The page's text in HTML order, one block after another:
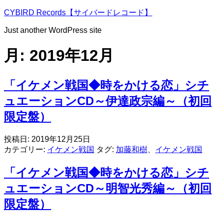
コ
テ
ツ
へ
キ
プ
CYBIRD Records【サイバードレコード】
Just another WordPress site
月: 2019年12月
「イケメン戦国◆時をかける恋」シチ
ュエーションCD～伊達政宗編～（初回
限定盤）
投稿日: 2019年12月25日
カテゴリー: イケメン戦国 タグ: 加藤和樹 イケメン戦国
「イケメン戦国◆時をかける恋」シチ
ュエーションCD～明智光秀編～（初回
限定盤）